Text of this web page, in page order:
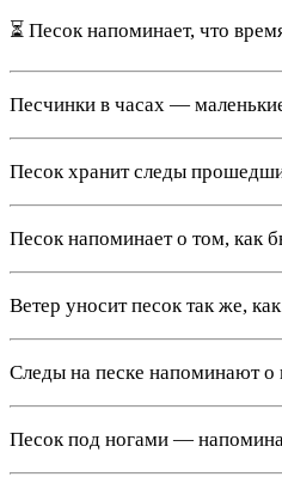
⏳ Песок напоминает, что
Песчинки в часах —
Песок хранит следы
Песок напоминает о том, как
Ветер уносит песок так же,
Следы на песке напоминают о
Песок под ногами —